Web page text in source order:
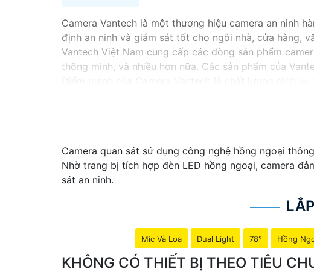
Camera Vantech là một thương hiệu camera an ninh
định an ninh và giám sát tốt cho ngôi nhà, cửa hàng,
Vantech Việt Nam cung cấp các dòng sản phẩm
thông minh, và nhiều hơn nữa. Các sản phẩm của
giúp bạn lựa chọn giải pháp camera phù hợp với nhu
Nếu bạn đang tìm kiếm một giải pháp giám sát an
Camera quan sát sử dụng công nghệ hồng ngoại
Nhờ trang bị tích hợp đèn LED hồng ngoại, camera
sát an ninh.
Mic Và Loa Dual Light 78° Hồng
KHÔNG CÓ THIẾT BỊ THEO TIÊU